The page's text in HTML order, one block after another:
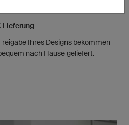
Lieferung
Ihres Designs bekommen
nach Hause geliefert.